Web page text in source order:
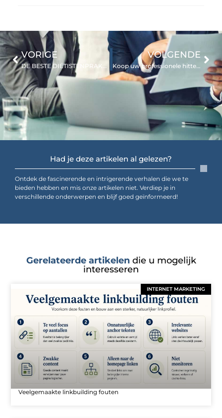
Had je deze artikelen al gelezen?
Ontdek de fascinerende en intrigerende verhalen die we te
bieden hebben en mis onze artikelen niet. Verdiep je in
verschillende onderwerpen en blijf goed geïnformeerd!
VORIGE
DE BESTE DIËTISTENPRAKTIJK IN NAALDWIJK
VOLGENDE
Koop uw professionele hittebestendige kit en boren bij Technischeprodukten.nl
Gerelateerde artikelendie u mogelijk
interesseren
INTERNET MARKETING
Veelgemaakte linkbuilding fouten